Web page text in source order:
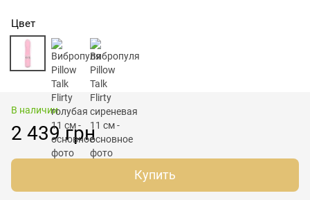
Цвет
В наличии
2 439 грн
Купить